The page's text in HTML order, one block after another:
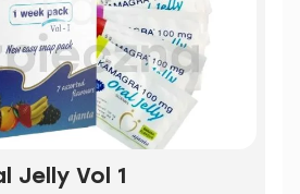
Jelly Vol 1